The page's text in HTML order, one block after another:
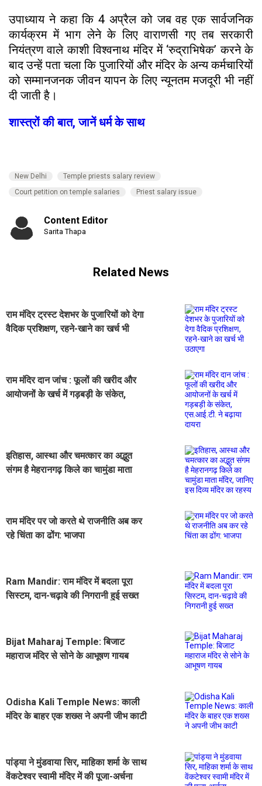
उपाध्याय ने कहा कि 4 अप्रैल को जब वह एक सार्वजनिक
कार्यक्रम में भाग लेने के लिए वाराणसी गए तब सरकारी
नियंत्रण वाले काशी विश्वनाथ मंदिर में ‘रुद्राभिषेक’ करने के
बाद उन्हें पता चला कि पुजारियों और मंदिर के अन्य कर्मचारियों
को सम्मानजनक जीवन यापन के लिए न्यूनतम मजदूरी भी नहीं
दी जाती है।
शास्त्रों की बात, जानें धर्म के साथ
New Delhi
Temple priests salary review
Court petition on temple salaries
Priest salary issue
Content Editor
Sarita Thapa
Related News
राम मंदिर ट्रस्ट देशभर के पुजारियों को देगा
वैदिक प्रशिक्षण, रहने-खाने का खर्च भी
राम मंदिर दान जांच : फूलों की खरीद और
आयोजनों के खर्च में गड़बड़ी के संकेत,
इतिहास, आस्था और चमत्कार का अद्भुत
संगम है मेहरानगढ़ किले का चामुंडा माता
राम मंदिर पर जो करते थे राजनीति अब कर
रहे चिंता का ढोंग: भाजपा
Ram Mandir: राम मंदिर में बदला पूरा
सिस्टम, दान-चढ़ावे की निगरानी हुई सख्त
Bijat Maharaj Temple: बिजाट
महाराज मंदिर से सोने के आभूषण गायब
Odisha Kali Temple News: काली
मंदिर के बाहर एक शख्स ने अपनी जीभ काटी
पांड्या ने मुंडवाया सिर, माहिका शर्मा के साथ
वेंकटेश्वर स्वामी मंदिर में की पूजा-अर्चना